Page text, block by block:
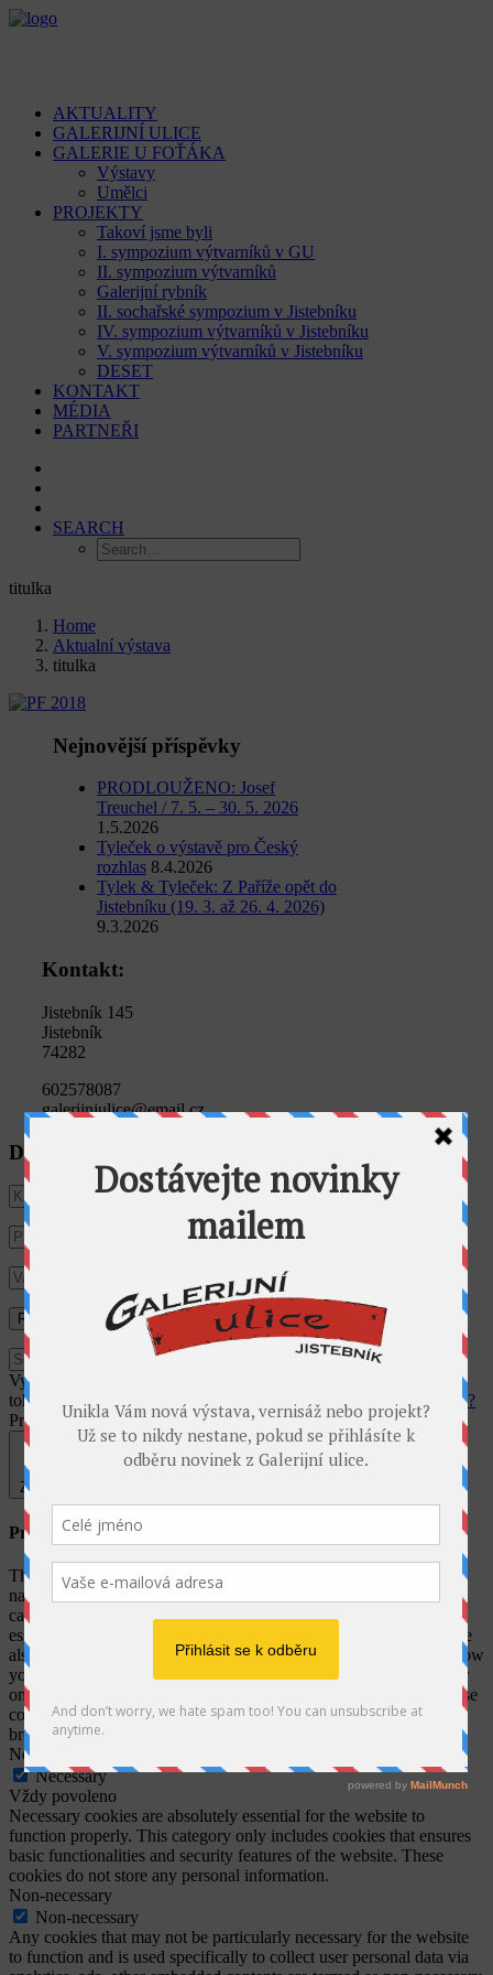
AKTUALITY
GALERIJNÍ ULICE
GALERIE U FOŤÁKA
Výstavy
Umělci
PROJEKTY
Takoví jsme byli
I. sympozium výtvarníků v GU
II. sympozium výtvarníků
Galerijní rybník
II. sochařské sympozium v Jistebníku
IV. sympozium výtvarníků v Jistebníku
V. sympozium výtvarníků v Jistebníku
DESET
KONTAKT
MÉDIA
PARTNEŘI
SEARCH
titulka
Home
Aktualní výstava
titulka
Nejnovější příspěvky
PRODLOUŽENO: Josef
Treuchel / 7. 5. – 30. 5. 2026
1.5.2026
Tyleček o výstavě pro Český
rozhlas 8.4.2026
Tylek & Tyleček: Z Paříže opět do
Jistebníku (19. 3. až 26. 4. 2026)
9.3.2026
Kontakt:
Jistebník 145
Jistebník
74282
602578087
galerijniulice@email.cz
Dostávat novinky e-mailem
Využíváme cookies pro analýzu návštěvnosti webu. Používáním
tohoto webu s tím vyjadřujete souhlas.
Souhlasím
Co jsou cookies?
Privacy & Cookies Policy
Zavřít
Privacy Overview
This website uses cookies to improve your experience while you
navigate through the website. Out of these, the cookies that are
categorized as necessary are stored on your browser as they are
essential for the working of basic functionalities of the website. We
also use third-party cookies that help us analyze and understand how
you use this website. These cookies will be stored in your browser
only with your consent. You also have the option to opt-out of these
cookies. But opting out of some of these cookies may affect your
browsing experience.
Necessary
Necessary
Vždy povoleno
Necessary cookies are absolutely essential for the website to
function properly. This category only includes cookies that ensures
basic functionalities and security features of the website. These
cookies do not store any personal information.
Non-necessary
Non-necessary
Any cookies that may not be particularly necessary for the website
to function and is used specifically to collect user personal data via